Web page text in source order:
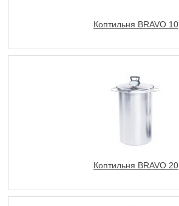
Коптильня BRAVO 10
Коптильня BRAVO 20